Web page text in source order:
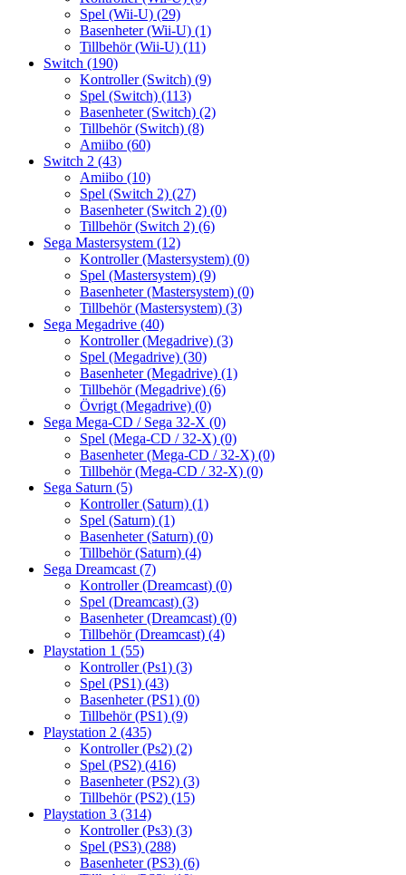
Spel (Wii-U) (29)
Basenheter (Wii-U) (1)
Tillbehör (Wii-U) (11)
Switch (190)
Kontroller (Switch) (9)
Spel (Switch) (113)
Basenheter (Switch) (2)
Tillbehör (Switch) (8)
Amiibo (60)
Switch 2 (43)
Amiibo (10)
Spel (Switch 2) (27)
Basenheter (Switch 2) (0)
Tillbehör (Switch 2) (6)
Sega Mastersystem (12)
Kontroller (Mastersystem) (0)
Spel (Mastersystem) (9)
Basenheter (Mastersystem) (0)
Tillbehör (Mastersystem) (3)
Sega Megadrive (40)
Kontroller (Megadrive) (3)
Spel (Megadrive) (30)
Basenheter (Megadrive) (1)
Tillbehör (Megadrive) (6)
Övrigt (Megadrive) (0)
Sega Mega-CD / Sega 32-X (0)
Spel (Mega-CD / 32-X) (0)
Basenheter (Mega-CD / 32-X) (0)
Tillbehör (Mega-CD / 32-X) (0)
Sega Saturn (5)
Kontroller (Saturn) (1)
Spel (Saturn) (1)
Basenheter (Saturn) (0)
Tillbehör (Saturn) (4)
Sega Dreamcast (7)
Kontroller (Dreamcast) (0)
Spel (Dreamcast) (3)
Basenheter (Dreamcast) (0)
Tillbehör (Dreamcast) (4)
Playstation 1 (55)
Kontroller (Ps1) (3)
Spel (PS1) (43)
Basenheter (PS1) (0)
Tillbehör (PS1) (9)
Playstation 2 (435)
Kontroller (Ps2) (2)
Spel (PS2) (416)
Basenheter (PS2) (3)
Tillbehör (PS2) (15)
Playstation 3 (314)
Kontroller (Ps3) (3)
Spel (PS3) (288)
Basenheter (PS3) (6)